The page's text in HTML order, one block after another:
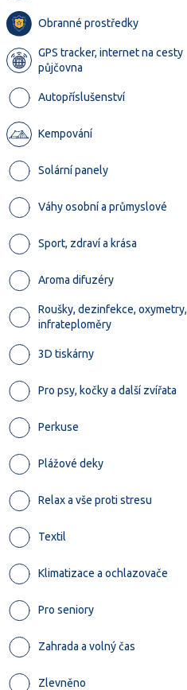
Obranné prostředky
GPS tracker, internet na cesty
půjčovna
Autopříslušenství
Kempování
Solární panely
Váhy osobní a průmyslové
Sport, zdraví a krása
Aroma difuzéry
Roušky, dezinfekce, oxymetry,
infrateploměry
3D tiskárny
Pro psy, kočky a další zvířata
Perkuse
Plážové deky
Relax a vše proti stresu
Textil
Klimatizace a ochlazovače
Pro seniory
Zahrada a volný čas
Zlevněno